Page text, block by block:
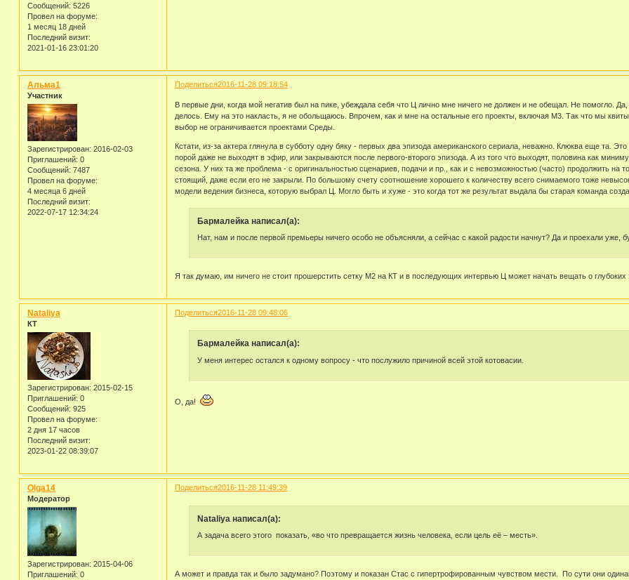
Сообщений: 5226
Провел на форуме:
1 месяц 18 дней
Последний визит:
2021-01-16 23:01:20
Поделиться2016-11-28 09:18:54
Альма1
Участник
Зарегистрирован: 2016-02-03
Приглашений: 0
Сообщений: 7487
Провел на форуме:
4 месяца 6 дней
Последний визит:
2022-07-17 12:34:24
В первые дни, когда мой негатив был на пике, убеждала себя что Ц лично мне ничего не должен и не обещал. Не помогло.
делось. Ему на это накласть, я не обольщаюсь. Впрочем, как и мне на остальные его проекты, включая М3. Так что мы
выбор не ограничивается проектами Среды.
Кстати, из-за актера глянула в субботу одну бяку - первых два эпизода американского сериала, неважно. Клюква еще та.
порой даже не выходят в эфир, или закрываются после первого-второго эпизода. А из того что выходят, половина как
сезона. У них та же проблема - с оригинальностью сценариев, подачи и пр., как и с невозможностью (часто) продолжить
стоящий, даже если его не закрыли. По большому счету соотношение хорошего к количеству всего снимаемого тоже
модели ведения бизнеса, которую выбрал Ц. Могло быть и хуже - это когда тот же результат выдала бы старая команда
Бармалейка написал(а):
Нат, нам и после первой премьеры ничего особо не объясняли, а сейчас с какой радости начнут? Да и проехали уже,
Я так думаю, им ничего не стоит прошерстить сетку М2 на КТ и в последующих интервью Ц может начать вещать о
Поделиться2016-11-28 09:48:06
Nataliya
КТ
Зарегистрирован: 2015-02-15
Приглашений: 0
Сообщений: 925
Провел на форуме:
2 дня 17 часов
Последний визит:
2023-01-22 08:39:07
Бармалейка написал(а):
У меня интерес остался к одному вопросу - что послужило причиной всей этой котовасии.
О, да!
Поделиться2016-11-28 11:49:39
Olga14
Модератор
Зарегистрирован: 2015-04-06
Приглашений: 0
Nataliya написал(а):
А задача всего этого показать, «во что превращается жизнь человека, если цель её – месть».
А может и правда так и было задумано? Поэтому и показан Стас с гипертрофированным чувством мести. По сути они